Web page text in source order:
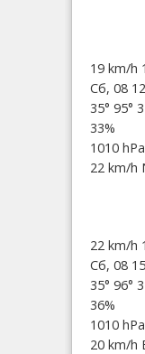
19 km/h
Сб, 08
35° 95°
33%
1010 hPa
22 km/h
22 km/h
Сб, 08
35° 96°
36%
1010 hPa
20 km/h